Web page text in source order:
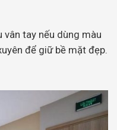
vân tay nếu dùng màu
để giữ bề mặt đẹp.